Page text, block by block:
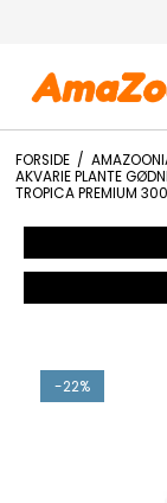
FORSIDE /
AKVARIE PLANTE
TROPICA PREMIUM
-22%